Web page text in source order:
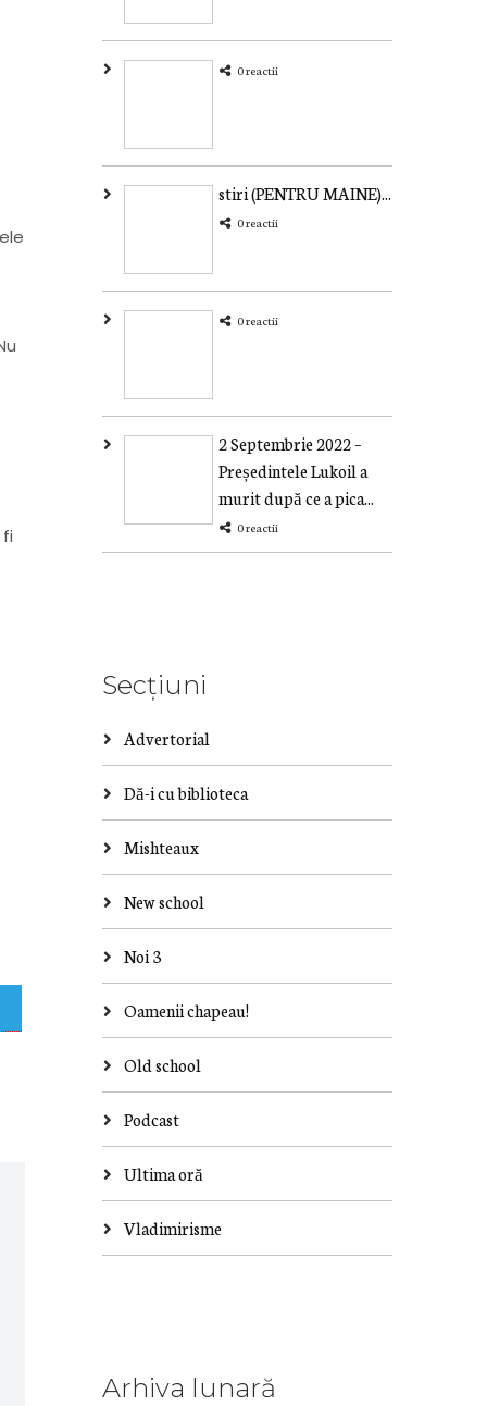
0 reactii
stiri (PENTRU MAINE)...
0 reactii
0 reactii
2 Septembrie 2022 –
Președintele Lukoil a
murit după ce a pica...
0 reactii
Secțiuni
Advertorial
Dă-i cu biblioteca
Mishteaux
New school
Noi 3
Oamenii chapeau!
Old school
Podcast
Ultima oră
Vladimirisme
Arhiva lunară